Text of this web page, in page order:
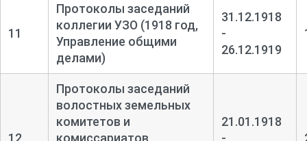
11
Протоколы заседаний
коллегии УЗО (1918 год,
Управление общими
делами)
31.12.1918
-
26.12.1919
12
Протоколы заседаний
волостных земельных
комитетов и
комиссариатов
21.01.1918
-